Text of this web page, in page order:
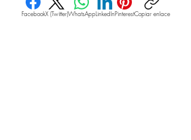
FacebookX (Twitter)WhatsAppLinkedInPinterestCopiar enlace